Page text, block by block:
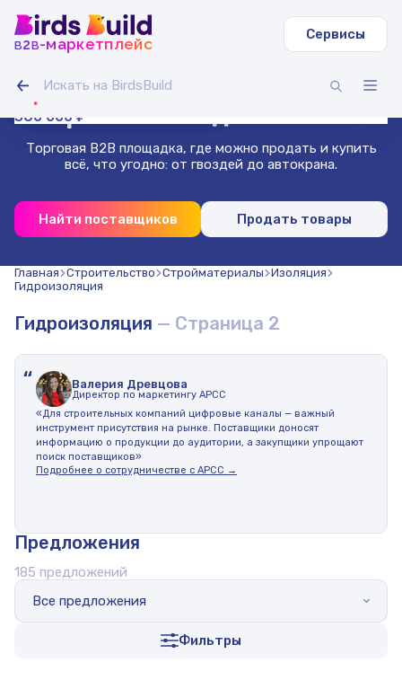
b2b-маркетплейс
Сервисы
Гусеничный экскаватор Volvo EC
11 000 000 ₽
Зерносмесь овес-горох (20 т)
270 000 ₽
Доска сухая строганная 40х140х3000 (1000 шт.)
99 000 ₽
Труба профильная 40х40х2 мм квадратная 3 м (500
шт)
360 000 ₽
Проволока нержавеющая 1.8 мм 50 м
Гибкая битумная черепица, сальса
Маркетплейс
Торговая B2B площадка, где можно продать и купить
всё, что угодно: от гвоздей до автокрана.
Найти поставщиков Продать товары
Главная Строительство Стройматериалы Изоляция
Гидроизоляция
Гидроизоляция — Страница 2
“ Валерия Древцова
Директор по маркетингу АРСС
«Для строительных компаний цифровые каналы — важный
инструмент присутствия на рынке. Поставщики доносят
информацию о продукции до аудитории, а закупщики упрощают
поиск поставщиков»
Подробнее о сотрудничестве с АРСС →
Предложения
Все предложения
Фильтры
185 предложений